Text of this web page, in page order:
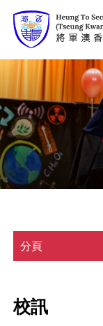
分頁
校訊